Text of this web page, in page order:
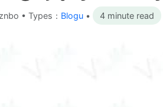
• Types： Blogu • 4 minute read